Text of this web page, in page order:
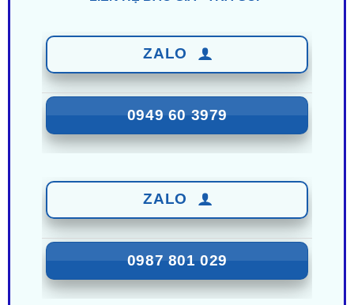
ZALO
0949 60 3979
ZALO
0987 801 029